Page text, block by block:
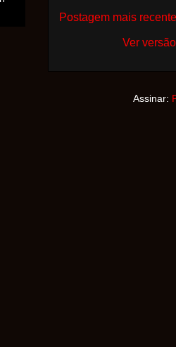
Postagem mais recente
Ver
Assinar: